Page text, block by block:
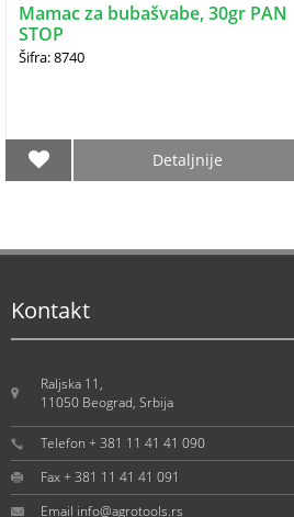
Mamac za bubašvabe, 30gr PAN
STOP
Šifra: 8740
Detaljnije
Kontakt
Raljska 11,
11050 Beograd, Srbija
Telefon + 381 11 41 41 090
Fax + 381 11 41 41 091
Email info@agrotools.rs